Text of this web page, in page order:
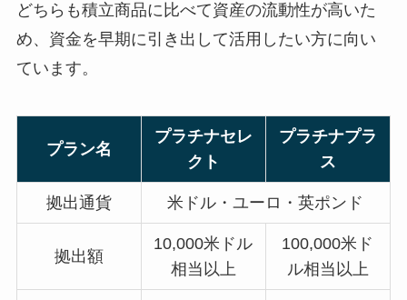
どちらも積立商品に比べて資産の流動性が高いた
め、資金を早期に引き出して活用したい方に向い
ています。
プラン名
プラチナセレ
クト
プラチナプラ
ス
拠出通貨 米ドル・ユーロ・英ポンド
拠出額
10,000米ドル
相当以上
100,000米ド
ル相当以上